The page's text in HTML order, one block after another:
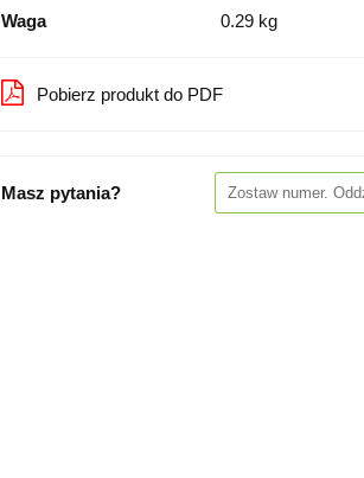
Waga 0.29 kg
Pobierz produkt do PDF
Masz pytania?